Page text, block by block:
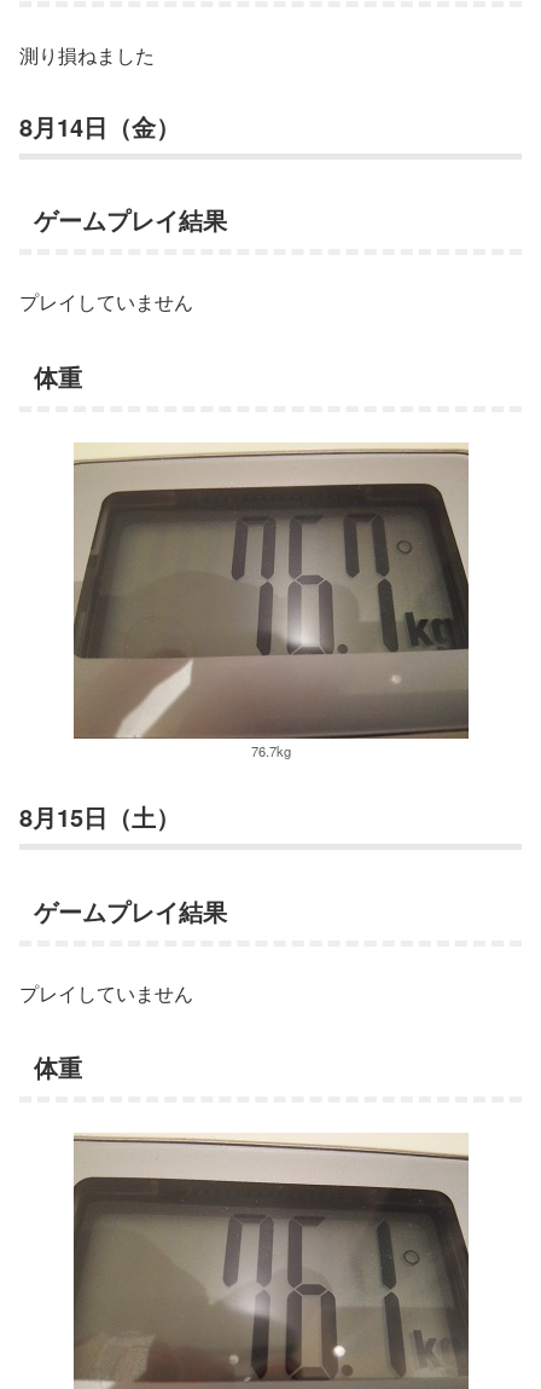
測り損ねました
8月14日（金）
ゲームプレイ結果
プレイしていません
体重
76.7kg
8月15日（土）
ゲームプレイ結果
プレイしていません
体重